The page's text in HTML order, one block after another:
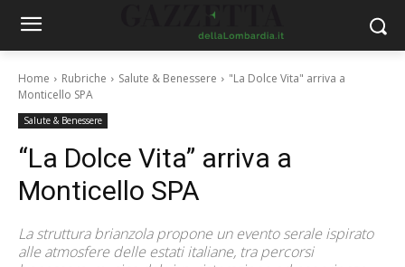
Home Rubriche Salute & Benessere
"La Dolce Vita" arriva a
Monticello SPA
Salute & Benessere
“La Dolce Vita” arriva a
Monticello SPA
La struttura brianzola propone un evento serale ispirato
alle atmosfere delle estati italiane, tra percorsi